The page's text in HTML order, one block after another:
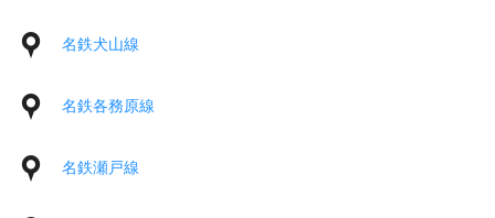
名鉄犬山線
名鉄各務原線
名鉄瀬戸線